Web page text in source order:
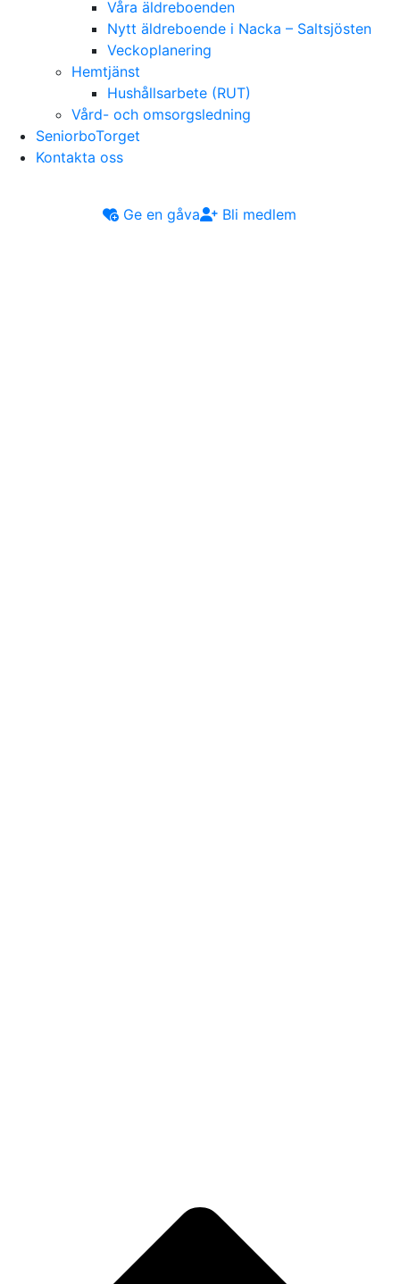
Våra äldreboenden
Nytt äldreboende i Nacka – Saltsjösten
Veckoplanering
Hemtjänst
Hushållsarbete (RUT)
Vård- och omsorgsledning
SeniorboTorget
Kontakta oss
Ge en gåva Bli medlem